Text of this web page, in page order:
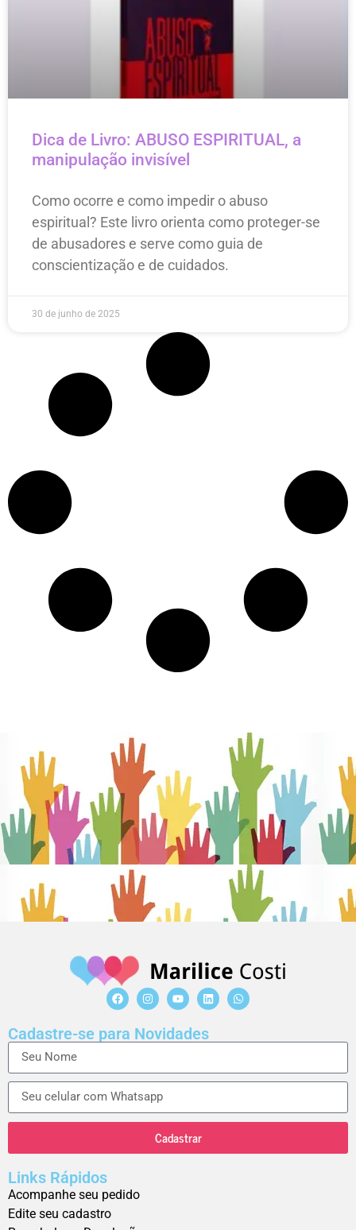
Dica de Livro: ABUSO ESPIRITUAL, a
manipulação invisível
Como ocorre e como impedir o abuso
espiritual? Este livro orienta como proteger-se
de abusadores e serve como guia de
conscientização e de cuidados.
30 de junho de 2025
Cadastre-se para Novidades
Cadastrar
Links Rápidos
Acompanhe seu pedido
Edite seu cadastro